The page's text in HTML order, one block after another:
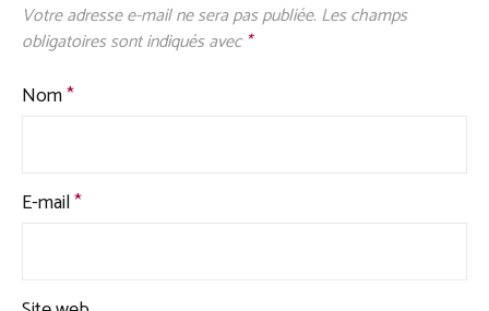
Votre adresse e-mail ne sera pas publiée. Les champs
obligatoires sont indiqués avec*
Nom*
E-mail*